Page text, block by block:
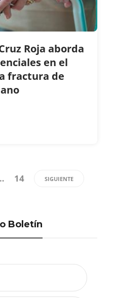
Roja aborda
en el
fractura de
14 SIGUIENTE
Boletín